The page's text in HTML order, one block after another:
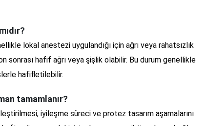
lokal anestezi uygulandığı için ağrı veya rahatsızlık
sonrası hafif ağrı veya şişlik olabilir. Bu durum genellikle
hafifletilebilir.
tamamlanır?
iyileşme süreci ve protez tasarım aşamalarını